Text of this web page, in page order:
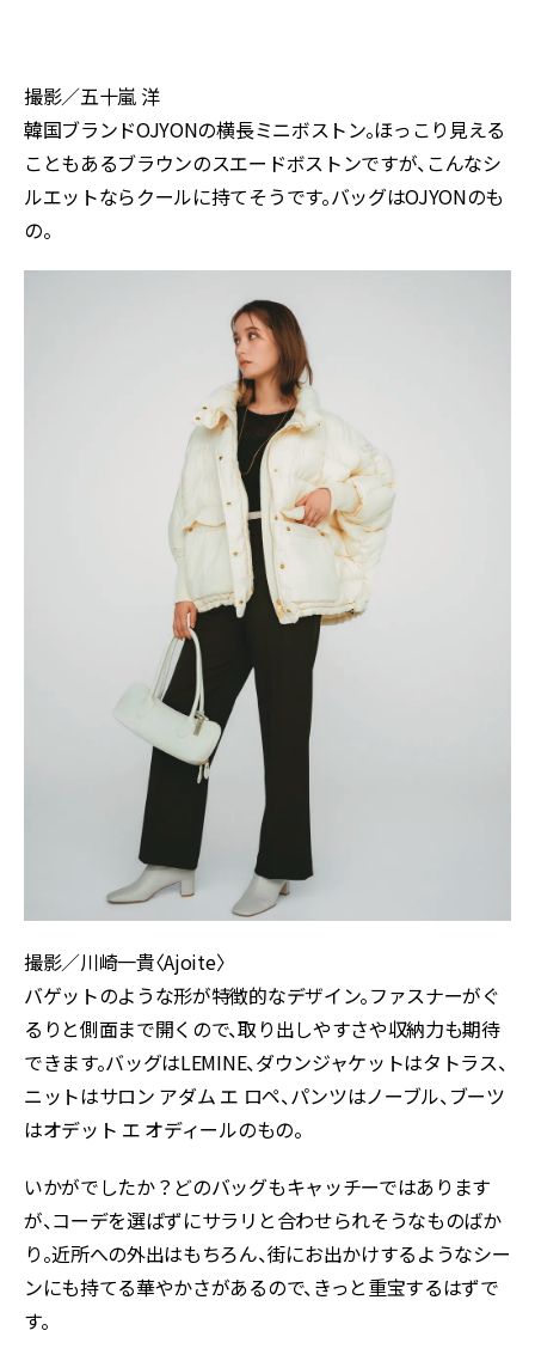
撮影／五十嵐 洋
韓国ブランドOJYONの横長ミニボストン。ほっこり見える
こともあるブラウンのスエードボストンですが、こんなシ
ルエットならクールに持てそうです。バッグはOJYONのも
の。
撮影／川崎一貴〈Ajoite〉
バゲットのような形が特徴的なデザイン。ファスナーがぐ
るりと側面まで開くので、取り出しやすさや収納力も期待
できます。バッグはLEMINE、ダウンジャケットはタトラス、
ニットはサロン アダム エ ロペ、パンツはノーブル、ブーツ
はオデット エ オディールのもの。
いかがでしたか？どのバッグもキャッチーではあります
が、コーデを選ばずにサラリと合わせられそうなものばか
り。近所への外出はもちろん、街にお出かけするようなシー
ンにも持てる華やかさがあるので、きっと重宝するはずで
す。